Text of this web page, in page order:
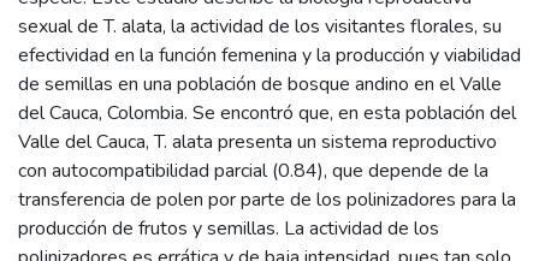
sexual de T. alata, la actividad de los visitantes florales, su
efectividad en la función femenina y la producción y viabilidad
de semillas en una población de bosque andino en el Valle
del Cauca, Colombia. Se encontró que, en esta población del
Valle del Cauca, T. alata presenta un sistema reproductivo
con autocompatibilidad parcial (0.84), que depende de la
transferencia de polen por parte de los polinizadores para la
producción de frutos y semillas. La actividad de los